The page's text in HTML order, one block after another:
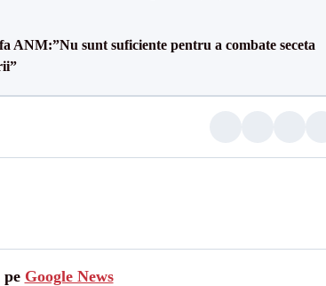
ANM:”Nu sunt suficiente pentru a combate seceta
Google News